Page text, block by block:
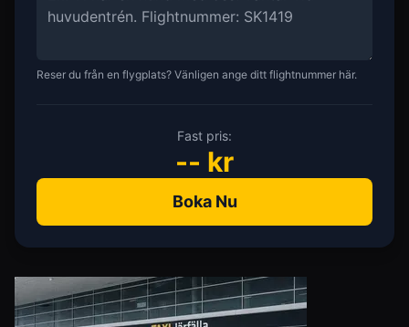
Reser du från en flygplats? Vänligen ange ditt flightnummer här.
Fast pris:
-- kr
Boka Nu